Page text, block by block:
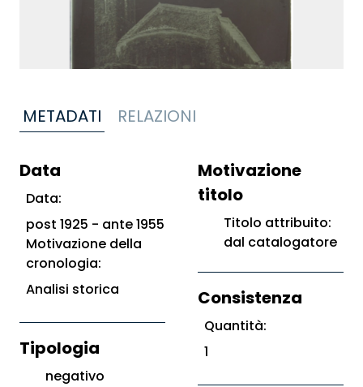
METADATI RELAZIONI
Data
Data:
post 1925 - ante 1955
Motivazione della
cronologia:
Analisi storica
Tipologia
negativo
Motivazione
titolo
Titolo attribuito:
dal catalogatore
Consistenza
Quantità:
1